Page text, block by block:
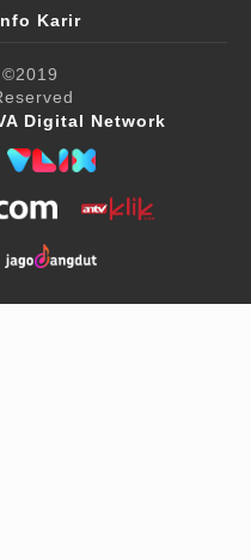
Karir
©2019
Digital Network